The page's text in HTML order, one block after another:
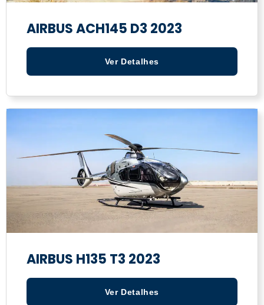
AIRBUS ACH145 D3 2023
Ver Detalhes
AIRBUS H135 T3 2023
Ver Detalhes